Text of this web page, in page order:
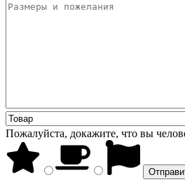
Пожалуйста, докажите, что вы